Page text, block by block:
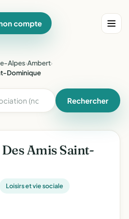
compte
Alpes›Ambert›
Dominique
Rechercher
Amis Saint-
Loisirs et vie sociale